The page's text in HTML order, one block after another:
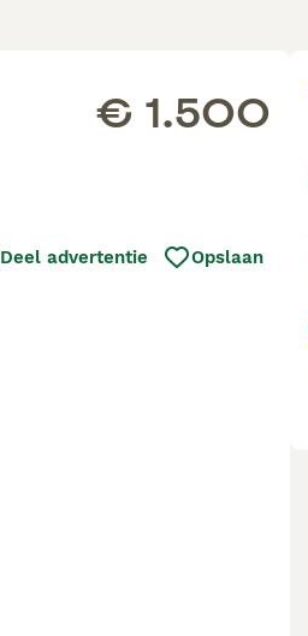
€ 1.500
Deel advertentie Opslaan